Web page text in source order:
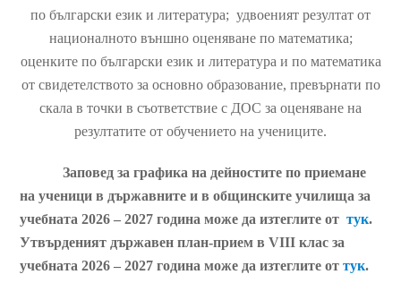
по български език и литература; удвоеният резултат от
националното външно оценяване по математика;
оценките по български език и литература и по математика
от свидетелството за основно образование, превърнати по
скала в точки в съответствие с ДОС за оценяване на
резултатите от обучението на учениците.
Заповед за графика на дейностите по приемане
на ученици в държавните и в общинските училища за
учебната 2026 – 2027 година може да изтеглите от тук.
Утвърденият държавен план-прием в VIII клас за
учебната 2026 – 2027 година може да изтеглите оттук.